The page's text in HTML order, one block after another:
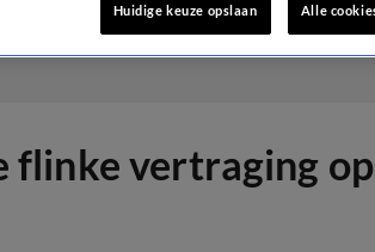
flinke vertraging op
Huidige keuze opslaan Alle